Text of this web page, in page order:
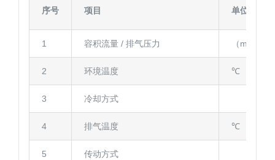
序号 项目 单位
1 容积流量 / 排气压力 （m³/min
2 环境温度 ℃
3 冷却方式
4 排气温度 ℃
5 传动方式